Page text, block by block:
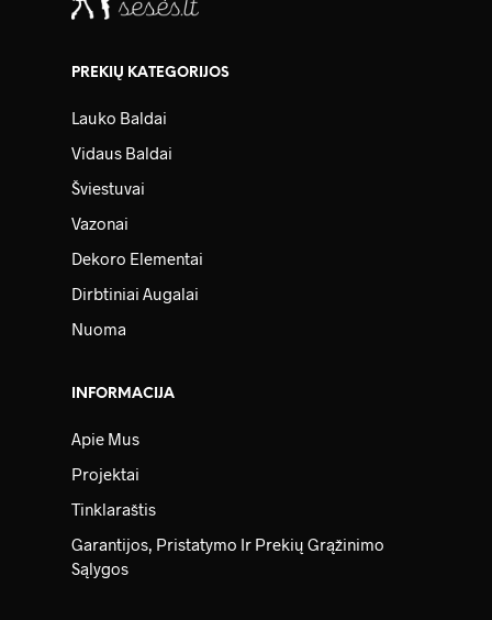
PREKIŲ KATEGORIJOS
Lauko Baldai
Vidaus Baldai
Šviestuvai
Vazonai
Dekoro Elementai
Dirbtiniai Augalai
Nuoma
INFORMACIJA
Apie Mus
Projektai
Tinklaraštis
Garantijos, Pristatymo Ir Prekių Grąžinimo
Sąlygos